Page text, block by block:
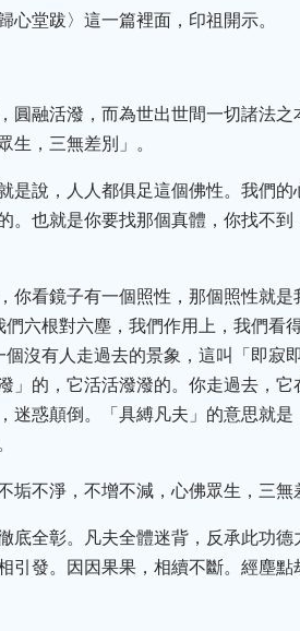
堂跋〉這一篇裡面，印祖開示。
圓融活潑，而為世出世間一切諸法
生，三無差別」。
說，人人都俱足這個佛性。我們的
。也就是你要找那個真體，你找不
你看鏡子有一個照性，那個照性就
六根對六塵，我們作用上，我們看
沒有人走過去的景象，這叫「即寂
的，它活活潑潑的。你走過去，
惑顛倒。「具縛凡夫」的意思就
不淨，不增不減，心佛眾生，三無
全彰。凡夫全體迷背，反承此功
發。因因果果，相續不斷。經塵點